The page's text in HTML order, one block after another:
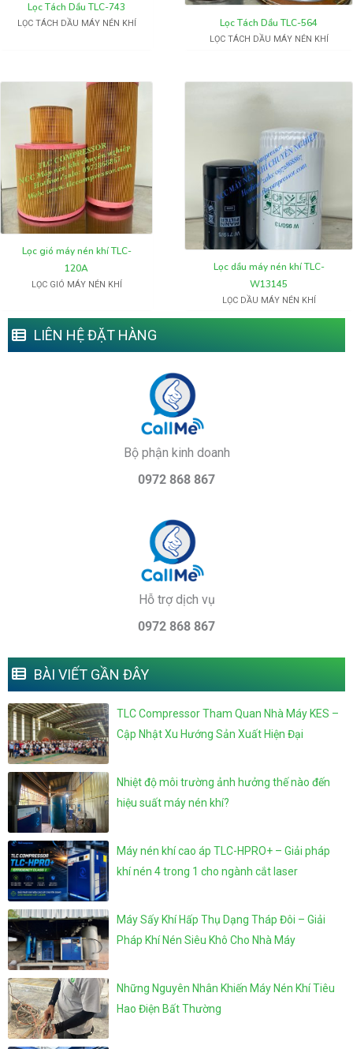
Lọc Tách Dầu TLC-743
LỌC TÁCH DẦU MÁY NÉN KHÍ Lọc Tách Dầu TLC-564
LỌC TÁCH DẦU MÁY NÉN KHÍ
Lọc gió máy nén khí TLC-
120A
LỌC GIÓ MÁY NÉN KHÍ
Lọc dầu máy nén khí TLC-
W13145
LỌC DẦU MÁY NÉN KHÍ
LIÊN HỆ ĐẶT HÀNG
Bộ phận kinh doanh
0972 868 867
Hỗ trợ dịch vụ
0972 868 867
BÀI VIẾT GẦN ĐÂY
TLC Compressor Tham Quan Nhà Máy KES –
Cập Nhật Xu Hướng Sản Xuất Hiện Đại
Nhiệt độ môi trường ảnh hưởng thế nào đến
hiệu suất máy nén khí?
Máy nén khí cao áp TLC-HPRO+ – Giải pháp
khí nén 4 trong 1 cho ngành cắt laser
Máy Sấy Khí Hấp Thụ Dạng Tháp Đôi – Giải
Pháp Khí Nén Siêu Khô Cho Nhà Máy
Những Nguyên Nhân Khiến Máy Nén Khí Tiêu
Hao Điện Bất Thường